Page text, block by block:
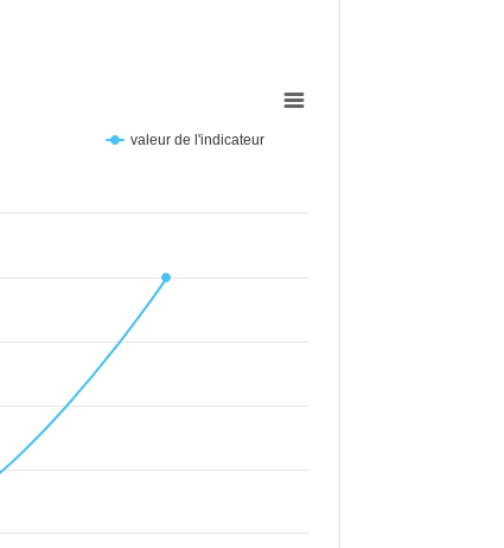
valeur de l'indicateur